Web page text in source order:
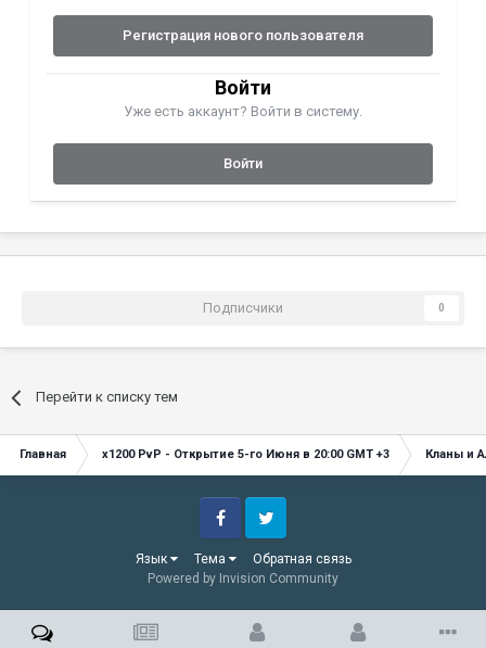
Регистрация нового пользователя
Войти
Уже есть аккаунт? Войти в систему.
Войти
Подписчики 0
Перейти к списку тем
Главная x1200 PvP - Открытие 5-го Июня в 20:00 GMT +3 Кланы и
Язык Тема Обратная связь
FacebookTwitter
Powered by Invision Community